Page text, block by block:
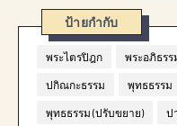
ป้ายกำกับ
พระไตรปิฎก พระอภิธรร
ปกิณกะธรรม พุทธธรรม
พุทธธรรม (ปรับขยาย) ป